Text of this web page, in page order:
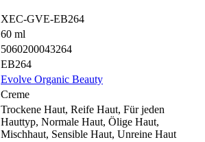
XEC-GVE-EB264
60 ml
5060200043264
EB264
Evolve Organic Beauty
Creme
Trockene Haut, Reife Haut, Für jeden
Hauttyp, Normale Haut, Ölige Haut,
Mischhaut, Sensible Haut, Unreine Haut